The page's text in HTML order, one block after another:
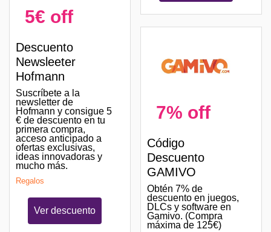
5€ off
Descuento
Newsleeter
Hofmann
Suscríbete a la
newsletter de
Hofmann y consigue 5
€ de descuento en tu
primera compra,
acceso anticipado a
ofertas exclusivas,
ideas innovadoras y
mucho más.
Regalos
Ver descuento
7% off
Código
Descuento
GAMIVO
Obtén 7% de
descuento en juegos,
DLCs y software en
Gamivo. (Compra
máxima de 125€)